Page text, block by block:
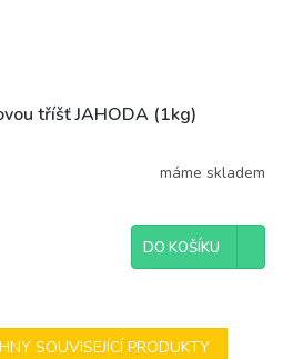
tříšť JAHODA (1kg)
máme skladem
DO KOŠÍKU
SOUVISEJÍCÍ PRODUKTY